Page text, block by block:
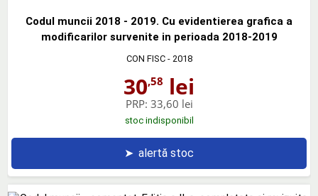
Codul muncii 2018 - 2019. Cu evidentierea grafica a
modificarilor survenite in perioada 2018-2019
CON FISC- 2018
30,58 lei
PRP: 33,60 lei
stoc indisponibil
➤ alertă stoc